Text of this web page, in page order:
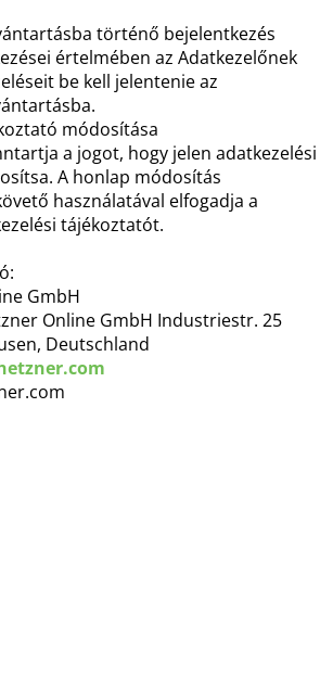
történő bejelentkezés
értelmében az Adatkezelőnek
be kell jelentenie az
módosítása
a jogot, hogy jelen adatkezelési
A honlap módosítás
használatával elfogadja a
tájékoztatót.
GmbH
Online GmbH Industriestr. 25
Deutschland